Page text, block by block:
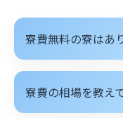
寮費無料の寮はあ
寮費の相場を教え